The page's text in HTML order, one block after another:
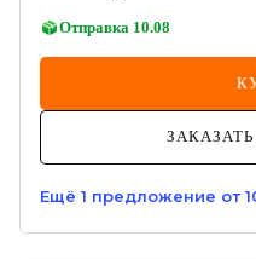
Отправка 10.08
Ещё 1 предложение от